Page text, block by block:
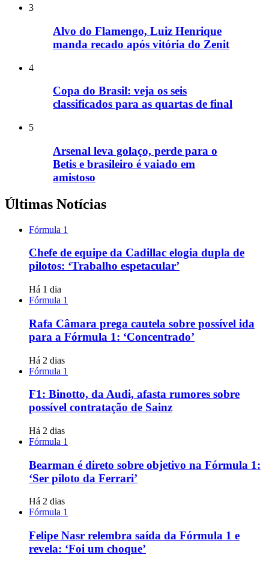
3
Alvo do Flamengo, Luiz Henrique
manda recado após vitória do Zenit
4
Copa do Brasil: veja os seis
classificados para as quartas de final
5
Arsenal leva golaço, perde para o
Betis e brasileiro é vaiado em
amistoso
Últimas Notícias
Fórmula 1
Chefe de equipe da Cadillac elogia dupla de
pilotos: ‘Trabalho espetacular’
Há 1 dia
Fórmula 1
Rafa Câmara prega cautela sobre possível ida
para a Fórmula 1: ‘Concentrado’
Há 2 dias
Fórmula 1
F1: Binotto, da Audi, afasta rumores sobre
possível contratação de Sainz
Há 2 dias
Fórmula 1
Bearman é direto sobre objetivo na Fórmula 1:
‘Ser piloto da Ferrari’
Há 2 dias
Fórmula 1
Felipe Nasr relembra saída da Fórmula 1 e
revela: ‘Foi um choque’